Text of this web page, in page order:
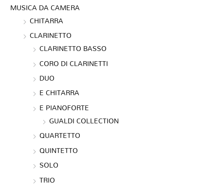
MUSICA DA CAMERA
CHITARRA
CLARINETTO
CLARINETTO BASSO
CORO DI CLARINETTI
DUO
E CHITARRA
E PIANOFORTE
GUALDI COLLECTION
QUARTETTO
QUINTETTO
SOLO
TRIO